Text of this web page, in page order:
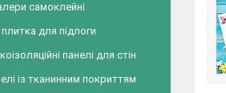
самоклейні
плитка для підлоги
панелі для стін
із тканинним покриттям